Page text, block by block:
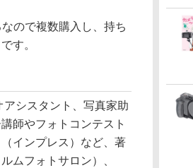
ので複数購入し、持ち
す。
シスタント、写真家助
師やフォトコンテスト
インプレス）など、著
ムフォトサロン）、